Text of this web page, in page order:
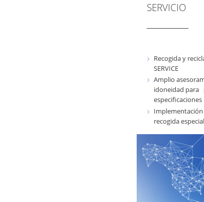
SERVICIO
Recogida y
SERVICE
Amplio
idoneidad para
especificaciones
Implementación
recogida